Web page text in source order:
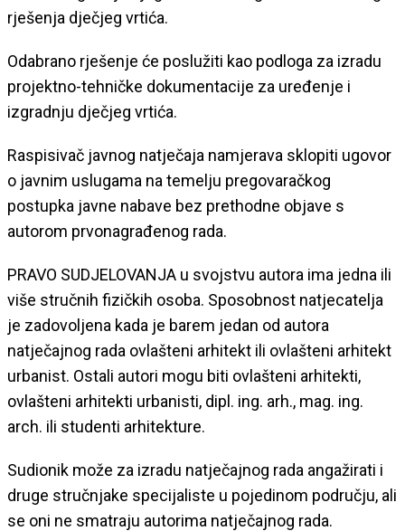
rješenja dječjeg vrtića.
Odabrano rješenje će poslužiti kao podloga za izradu
projektno-tehničke dokumentacije za uređenje i
izgradnju dječjeg vrtića.
Raspisivač javnog natječaja namjerava sklopiti ugovor
o javnim uslugama na temelju pregovaračkog
postupka javne nabave bez prethodne objave s
autorom prvonagrađenog rada.
PRAVO SUDJELOVANJA u svojstvu autora ima jedna ili
više stručnih fizičkih osoba. Sposobnost natjecatelja
je zadovoljena kada je barem jedan od autora
natječajnog rada ovlašteni arhitekt ili ovlašteni arhitekt
urbanist. Ostali autori mogu biti ovlašteni arhitekti,
ovlašteni arhitekti urbanisti, dipl. ing. arh., mag. ing.
arch. ili studenti arhitekture.
Sudionik može za izradu natječajnog rada angažirati i
druge stručnjake specijaliste u pojedinom području, ali
se oni ne smatraju autorima natječajnog rada.